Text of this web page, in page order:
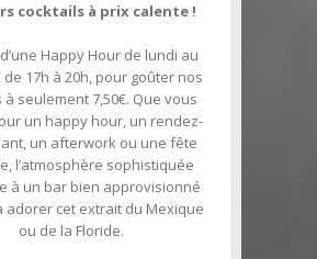
cocktails à prix calente !
Happy Hour de lundi au
17h à 20h, pour goûter nos
à seulement 7,50€. Que vous
un happy hour, un rendez-
un afterwork ou une fête
l’atmosphère sophistiquée
à un bar bien approvisionné
adorer cet extrait du Mexique
ou de la Floride.